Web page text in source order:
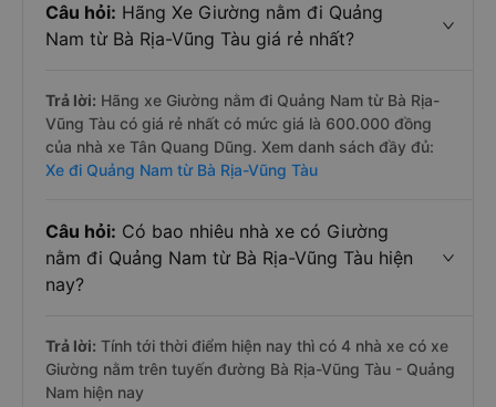
Câu hỏi: Hãng Xe Giường nằm đi Quảng
Nam từ Bà Rịa-Vũng Tàu giá rẻ nhất?
Trả lời: Hãng xe Giường nằm đi Quảng Nam từ Bà Rịa-
Vũng Tàu có giá rẻ nhất có mức giá là 600.000 đồng
của nhà xe Tân Quang Dũng. Xem danh sách đầy đủ:
Xe đi Quảng Nam từ Bà Rịa-Vũng Tàu
Câu hỏi: Có bao nhiêu nhà xe có Giường
nằm đi Quảng Nam từ Bà Rịa-Vũng Tàu hiện
nay?
Trả lời: Tính tới thời điểm hiện nay thì có 4 nhà xe có xe
Giường nằm trên tuyến đường Bà Rịa-Vũng Tàu - Quảng
Nam hiện nay